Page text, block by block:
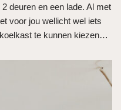
deuren en een lade. Al met
voor jou wellicht wel iets
te kunnen kiezen…